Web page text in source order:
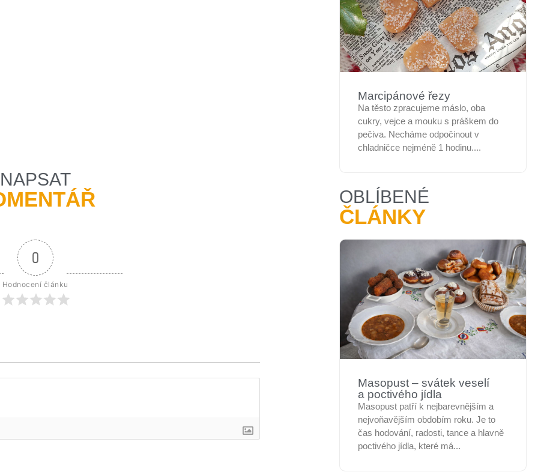
NAPSAT
0
Hodnocení článku
Marcipánové řezy
Na těsto zpracujeme máslo, oba
cukry, vejce a mouku s práškem do
pečiva. Necháme odpočinout v
chladničce nejméně 1 hodinu....
OBLÍBENÉ
ČLÁNKY
Masopust – svátek veselí
a poctivého jídla
Masopust patří k nejbarevnějším a
nejvoňavějším obdobím roku. Je to
čas hodování, radosti, tance a hlavně
poctivého jídla, které má...